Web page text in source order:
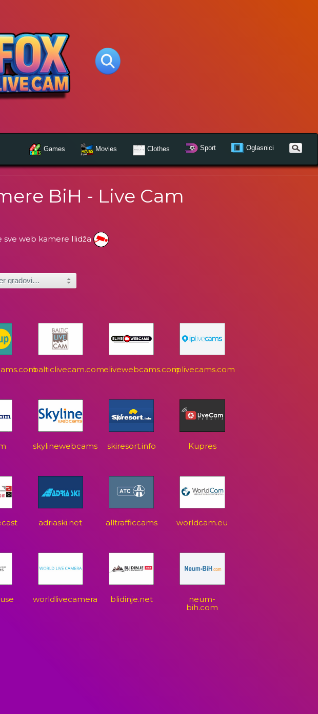
Games Movies Clothes Sport Oglasnici
BiH - Live Cam
sve web kamere Ilidža
balticlivecam.comelivewebcams.comiplivecams.com
skylinewebcams skiresort.info Kupres
adriaski.net alltrafficcams worldcam.eu
worldlivecamera blidinje.net
neum-
bih.com